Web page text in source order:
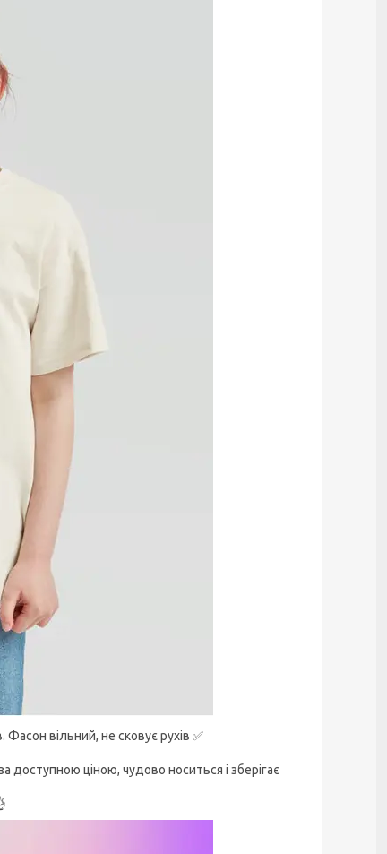
вільний, не сковує рухів ✅
ціною, чудово носиться і зберігає